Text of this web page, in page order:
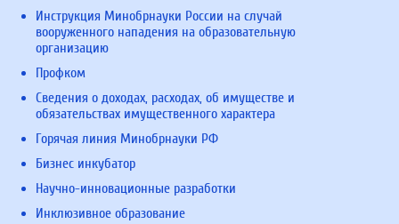
Инструкция Минобрнауки России на случай
вооруженного нападения на образовательную
организацию
Профком
Сведения о доходах, расходах, об имуществе и
обязательствах имущественного характера
Горячая линия Минобрнауки РФ
Бизнес инкубатор
Научно-инновационные разработки
Инклюзивное образование